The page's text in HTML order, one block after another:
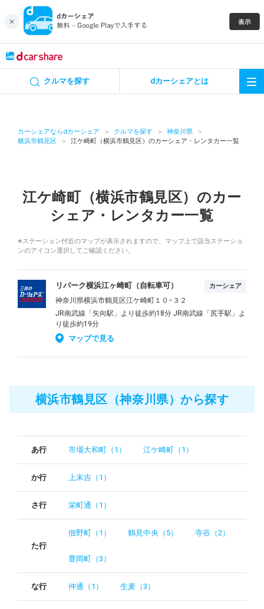
クルマを探す dカーシェアとは
カーシェアならdカーシェア クルマを探す
神奈川県
横浜市鶴見区
江ケ崎町（横浜市鶴見区）のカーシェア・レンタカー一覧
江ケ崎町（横浜市鶴見区）のカー
シェア・レンタカー一覧
※ステーション付近のマップが表示されますので、マップ上で該当ステーショ
ンのアイコン選択してご確認ください。
リパーク横浜江ヶ崎町（自転車可） カーシェア
神奈川県横浜市鶴見区江ケ崎町１０−３２
JR南武線「矢向駅」より徒歩約18分 JR南武線「尻手駅」よ
り徒歩約19分
マップで見る
横浜市鶴見区（神奈川県）から探す
あ行 市場大和町（1） 江ケ崎町（1）
か行 上末吉（1）
さ行 栄町通（1）
た行
佃野町（1） 鶴見中央（5） 寺谷（2）
豊岡町（3）
な行 仲通（1） 生麦（3）
カーシェア
特集
アプリの使い方